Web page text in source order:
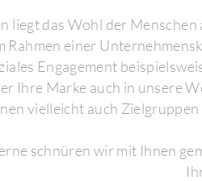
liegt das Wohl der
Rahmen einer
Enga­ge­ment
Ihre Marke auch in unsere
viel­leicht auch
schnüren wir mit Ihnen